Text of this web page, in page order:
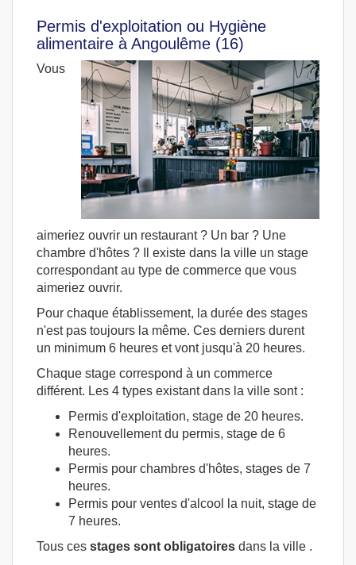
Permis d'exploitation ou Hygiène
alimentaire à Angoulême (16)
Vous
aimeriez ouvrir un restaurant ? Un bar ? Une
chambre d'hôtes ? Il existe dans la ville un stage
correspondant au type de commerce que vous
aimeriez ouvrir.
Pour chaque établissement, la durée des stages
n'est pas toujours la même. Ces derniers durent
un minimum 6 heures et vont jusqu'à 20 heures.
Chaque stage correspond à un commerce
différent. Les 4 types existant dans la ville sont :
Permis d'exploitation, stage de 20 heures.
Renouvellement du permis, stage de 6
heures.
Permis pour chambres d'hôtes, stages de 7
heures.
Permis pour ventes d'alcool la nuit, stage de
7 heures.
Tous ces stages sont obligatoires dans la ville .